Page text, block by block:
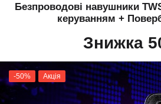
Безпроводові навушники
керуванням +
Знижка
-50% Акція